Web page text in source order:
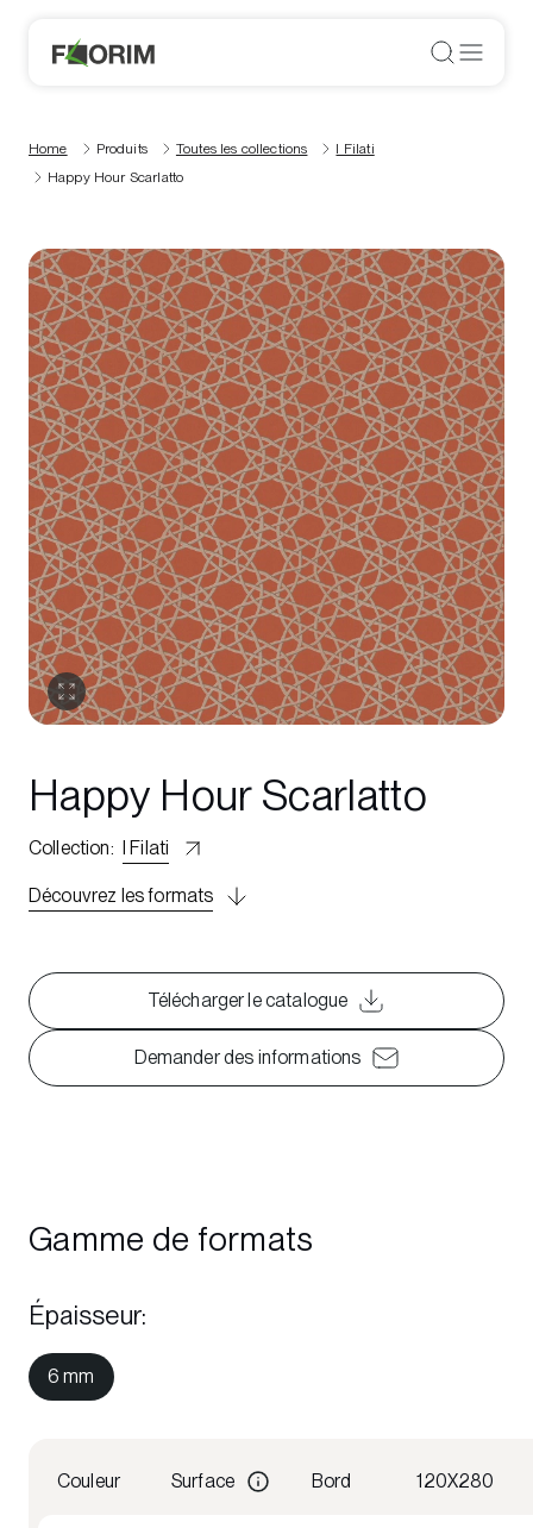
Home Produits Toutes les collections
I Filati
Happy Hour Scarlatto
Happy Hour Scarlatto
Collection: I Filati
Découvrez les formats
Télécharger le catalogue
Demander des informations
Gamme de formats
Épaisseur:
6 mm
Couleur Surface Bord 120X280